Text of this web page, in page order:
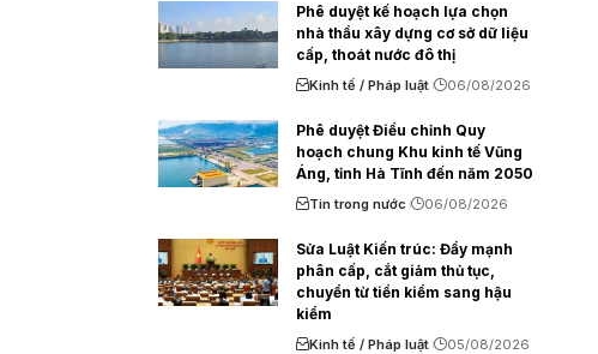
Phê duyệt kế hoạch lựa chọn
nhà thầu xây dựng cơ sở dữ liệu
cấp, thoát nước đô thị
Kinh tế / Pháp luật 06/08/2026
Phê duyệt Điều chỉnh Quy
hoạch chung Khu kinh tế Vũng
Áng, tỉnh Hà Tĩnh đến năm 2050
Tin trong nước 06/08/2026
Sửa Luật Kiến trúc: Đẩy mạnh
phân cấp, cắt giảm thủ tục,
chuyển từ tiền kiểm sang hậu
kiểm
Kinh tế / Pháp luật 05/08/2026